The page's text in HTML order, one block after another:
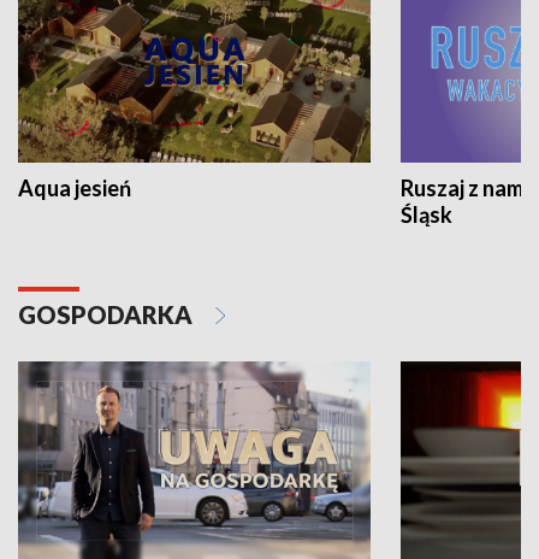
Aqua jesień
Ruszaj z
Śląsk
GOSPODARKA